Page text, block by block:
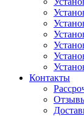
Контакты